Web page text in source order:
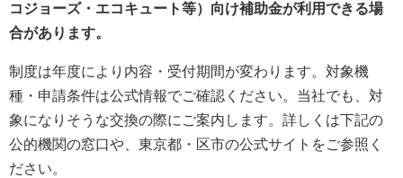
コジョーズ・エコキュート等）向け補助金が利用できる場
合があります。
制度は年度により内容・受付期間が変わります。対象機
種・申請条件は公式情報でご確認ください。当社でも、対
象になりそうな交換の際にご案内します。詳しくは下記の
公的機関の窓口や、東京都・区市の公式サイトをご参照く
ださい。